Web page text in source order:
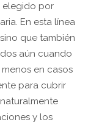
elegido por
En esta línea
que también
aún cuando
en casos
para cubrir
y los